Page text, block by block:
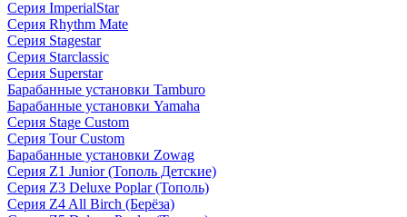
Серия ImperialStar
Серия Rhythm Mate
Серия Stagestar
Серия Starclassic
Серия Superstar
Барабанные установки Tamburo
Барабанные установки Yamaha
Серия Stage Custom
Серия Tour Custom
Барабанные установки Zowag
Серия Z1 Junior (Тополь Детские)
Серия Z3 Deluxe Poplar (Тополь)
Серия Z4 All Birch (Берёза)